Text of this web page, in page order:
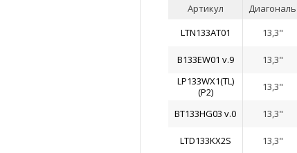
Артикул Диагональ
LTN133AT01
13,3"
B133EW01 v.9 13,3"
LP133WX1(TL)
(P2)
13,3"
BT133HG03 v.0 13,3"
LTD133KX2S 13,3"